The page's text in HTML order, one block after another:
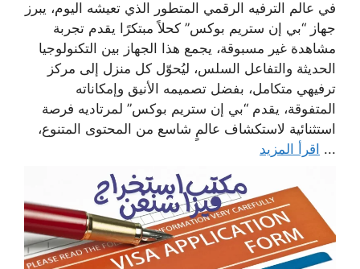
في عالم الترفيه الرقمي المتطور الذي تعيشه اليوم، يبرز
جهاز “بي إن ستريم بوكس” كحلاً مبتكرًا يقدم تجربة
مشاهدة غير مسبوقة، يجمع هذا الجهاز بين التكنولوجيا
الحديثة والتفاعل السلس، ليُحوّل كل منزل إلى مركز
ترفيهي متكامل، بفضل تصميمه الأنيق وإمكاناته
المتفوقة، يقدم “بي إن ستريم بوكس” لمرتاديه فرصة
استثنائية لاستكشاف عالمٍ شاسع من المحتوى المتنوع،
... اقرأ المزيد